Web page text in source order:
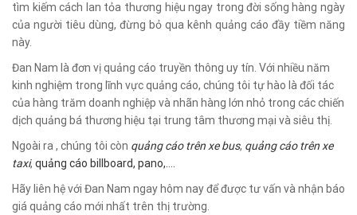
tìm kiếm cách lan tỏa thương hiệu ngay trong đời sống hàng ngày
của người tiêu dùng, đừng bỏ qua kênh quảng cáo đầy tiềm năng
này.
Đan Nam là đơn vị quảng cáo truyền thông uy tín. Với nhiều năm
kinh nghiệm trong lĩnh vực quảng cáo, chúng tôi tự hào là đối tác
của hàng trăm doanh nghiệp và nhãn hàng lớn nhỏ trong các chiến
dịch quảng bá thương hiệu tại trung tâm thương mại và siêu thị.
Ngoài ra , chúng tôi còn quảng cáo trên xe bus, quảng cáo trên xe
taxi, quảng cáo billboard, pano,….
Hãy liên hệ với Đan Nam ngay hôm nay để được tư vấn và nhận báo
giá quảng cáo mới nhất trên thị trường.